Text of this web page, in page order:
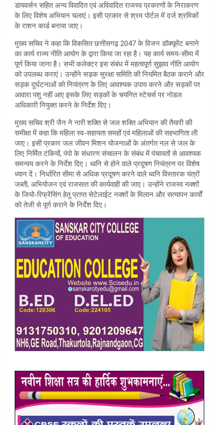
डायवर्सन सहित अन्य विवादित एवं अविवादित राजस्व प्रकरणों के निराकरण
के लिए विशेष अभियान चलाएं। इसी प्रकार से श्रम पोर्टल में दर्ज श्रमिकों
के राशन कार्ड बनाया जाए।
मुख्य सचिव ने कहा कि विकसित छत्तीसगढ़ 2047 के विजन डॉक्यूमेंट बनाने
का कार्य राज्य नीति आयोग के द्वारा किया जा रहा है। यह कार्य समय-सीमा में
पूर्ण किया जाना है। सभी कलेक्टर इस संबंध में महत्वपूर्ण सुझाव नीति आयोग
को उपलब्ध कराएं। उन्होंने सड़क सुरक्षा समिति की नियमित बैठक कराने और
सड़क दुर्घटनाओं को नियंत्रण के लिए आवश्यक उपाय करने और सड़कों पर
आवारा पशु नहीं आए इसके लिए सड़कों के चयनित स्टेचर्स पर नोडल
अधिकारी नियुक्त करने के निर्देश दिए।
मुख्य सचिव श्री जैन ने नारी शक्ति से जल शक्ति अभियान की तैयारी की
समीक्षा में कहा कि महिला स्व-सहायता समहों एवं महिलाओं की सहभागिता ली
जाए। इसी प्रकार जल जीवन मिशन योजनाओं के अंतर्गत नल से जल के
लिए निर्मित टंकियों, पंपो के संधारण संचालन के संबंध में पंचायतों से आवश्यक
समन्वय करने के निर्देश दिए। ध्वनि से होने वाले प्रदूषण नियंत्रण पर विशेष
ध्यान दें। निर्धारित सीमा से अधिक प्रदूषण करने वाले ध्वनि विस्तारक यंत्रों
जब्ती, अभियोजन एवं राजसात की कार्यवाही की जाए। उन्होंने राजस्व नक्शों
के जियो-रिफ्रेंसिंग हेतु प्राप्त सेटेलाईट नक्शों के मिलान और सत्यापन कार्यों
को तेजी से पूर्ण कराने के निर्देश दिए।